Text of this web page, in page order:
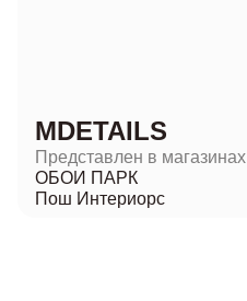
MDETAILS
Представлен в магазинах
ОБОИ ПАРК
Пош Интериорс